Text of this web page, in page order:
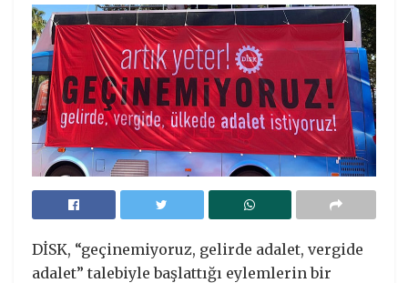
DİSK, “geçinemiyoruz, gelirde adalet, vergide
adalet” talebiyle başlattığı eylemlerin bir